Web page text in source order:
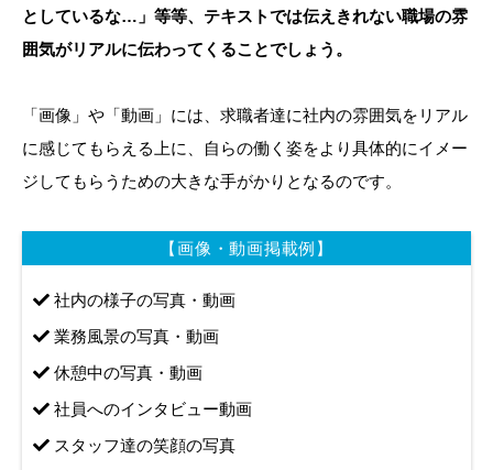
としているな…」等等、テキストでは伝えきれない職場の雰
囲気がリアルに伝わってくることでしょう。
「画像」や「動画」には、求職者達に社内の雰囲気をリアル
に感じてもらえる上に、自らの働く姿をより具体的にイメー
ジしてもらうための大きな手がかりとなるのです。
【画像・動画掲載例】
社内の様子の写真・動画
業務風景の写真・動画
休憩中の写真・動画
社員へのインタビュー動画
スタッフ達の笑顔の写真